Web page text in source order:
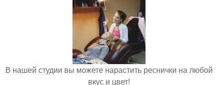
В нашей студии вы можете нарастить реснички на любой
вкус и цвет!